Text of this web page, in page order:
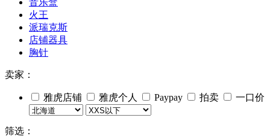
音乐盒
火王
派瑞克斯
店铺器具
胸针
卖家：
雅虎店铺 雅虎个人 Paypay 拍卖 一口价
筛选：